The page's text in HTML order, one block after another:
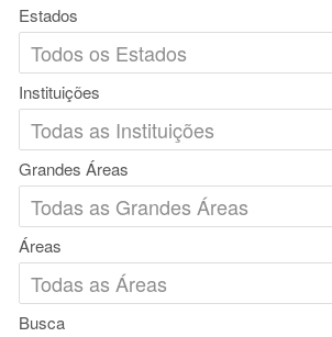
Estados
Instituições
Grandes Áreas
Áreas
Busca